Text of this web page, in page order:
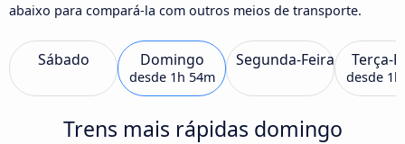
abaixo para compará-la com outros meios de transporte.
Sábado Domingo
desde 1h 54m
Segunda-Feira Terça-
desde
Trens mais rápidas domingo